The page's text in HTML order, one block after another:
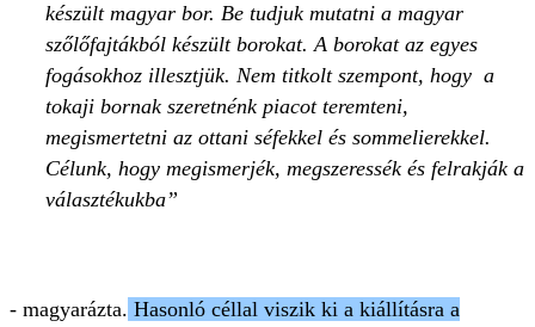
készült magyar bor. Be tudjuk mutatni a magyar
szőlőfajtákból készült borokat. A borokat az egyes
fogásokhoz illesztjük. Nem titkolt szempont, hogy a
tokaji bornak szeretnénk piacot teremteni,
megismertetni az ottani séfekkel és sommelierekkel.
Célunk, hogy megismerjék, megszeressék és felrakják a
választékukba
- magyarázta. Hasonló céllal viszik ki a kiállításra a